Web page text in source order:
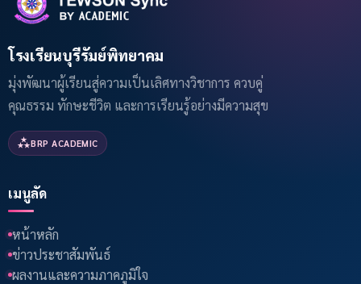
โรงเรียนบุรีรัมย์พิทยาคม
มุ่งพัฒนาผู้เรียนสู่ความเป็นเลิศทางวิชาการ ควบคู่
คุณธรรม ทักษะชีวิต และการเรียนรู้อย่างมีความสุข
BRP ACADEMIC
เมนูลัด
หน้าหลัก
ข่าวประชาสัมพันธ์
ผลงานและความภาคภูมิใจ